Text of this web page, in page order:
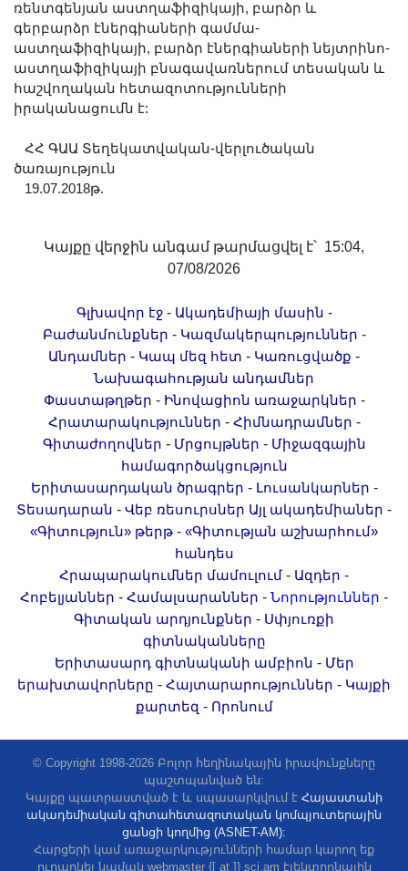
ռենտգենյան աստղաֆիզիկայի, բարձր և
գերբարձր էներգիաների գամմա-
աստղաֆիզիկայի, բարձր էներգիաների նեյտրինո-
աստղաֆիզիկայի բնագավառներում տեսական և
հաշվողական հետազոտությունների
իրականացումն է:
ՀՀ ԳԱԱ Տեղեկատվական-վերլուծական
ծառայություն
19.07.2018թ.
Կայքը վերջին անգամ թարմացվել է՝ 15:04,
07/08/2026
Գլխավոր էջ- Ակադեմիայի մասին -
Բաժանմունքներ - Կազմակերպություններ -
Անդամներ - Կապ մեզ հետ - Կառուցվածք -
Նախագահության անդամներ
Փաստաթղթեր - Ինովացիոն առաջարկներ -
Հրատարակություններ - Հիմնադրամներ -
Գիտաժողովներ - Մրցույթներ - Միջազգային
համագործակցություն
Երիտասարդական ծրագրեր - Լուսանկարներ -
Տեսադարան - Վեբ ռեսուրսներ Այլ ակադեմիաներ -
«Գիտություն» թերթ - «Գիտության աշխարհում»
հանդես
Հրապարակումներ մամուլում - Ազդեր -
Հոբելյաններ - Համալսարաններ - Նորություններ -
Գիտական արդյունքներ - Սփյուռքի
գիտնականները
Երիտասարդ գիտնականի ամբիոն - Մեր
երախտավորները - Հայտարարություններ - Կայքի
քարտեզ - Որոնում
© Copyright 1998-2026 Բոլոր հեղինակային իրավունքները
պաշտպանված են:
Կայքը պատրաստված է և սպասարկվում է Հայաստանի
ակադեմիական գիտահետազոտական կոմպյուտերային
ցանցի կողմից (ASNET-AM):
Հարցերի կամ առաջարկությունների համար կարող եք
ուղարկել նամակ webmaster {[ at ]} sci.am էլեկտրոնային